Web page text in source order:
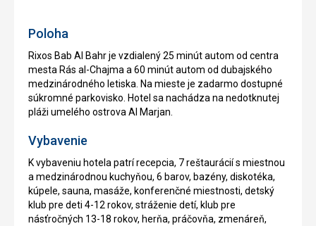
Poloha
Rixos Bab Al Bahr je vzdialený 25 minút autom od centra
mesta Rás al-Chajma a 60 minút autom od dubajského
medzinárodného letiska. Na mieste je zadarmo dostupné
súkromné parkovisko. Hotel sa nachádza na nedotknutej
pláži umelého ostrova Al Marjan.
Vybavenie
K vybaveniu hotela patrí recepcia, 7 reštaurácií s miestnou
a medzinárodnou kuchyňou, 6 barov, bazény, diskotéka,
kúpele, sauna, masáže, konferenčné miestnosti, detský
klub pre deti 4-12 rokov, stráženie detí, klub pre
násťročných 13-18 rokov, herňa, práčovňa, zmenáreň,